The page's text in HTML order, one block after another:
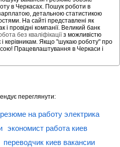
в Черкасах. Пошук роботи в
детальною статистикою
На сайті представлені як
провідні компанії. Великий банк
без кваліфікаціїз можливістю
керівникам. Якщо "шукаю роботу" про
Працевлаштування в Черкаси і
переглянути:
резюме на работу электрика
экономист работа киев
переводчик киев вакансии